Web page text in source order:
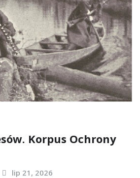
Korpus Ochrony
lip 21, 2026